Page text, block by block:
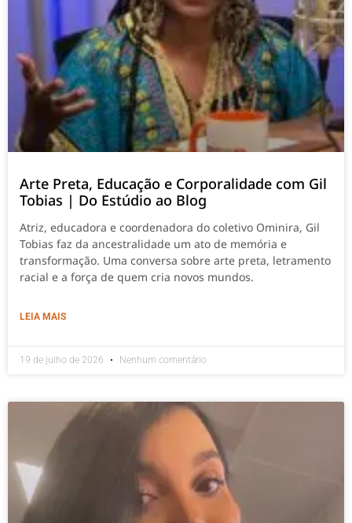
Arte Preta, Educação e Corporalidade com Gil
Tobias | Do Estúdio ao Blog
Atriz, educadora e coordenadora do coletivo Ominira, Gil
Tobias faz da ancestralidade um ato de memória e
transformação. Uma conversa sobre arte preta, letramento
racial e a força de quem cria novos mundos.
LEIA MAIS
19 de julho de 2026 Nenhum comentário